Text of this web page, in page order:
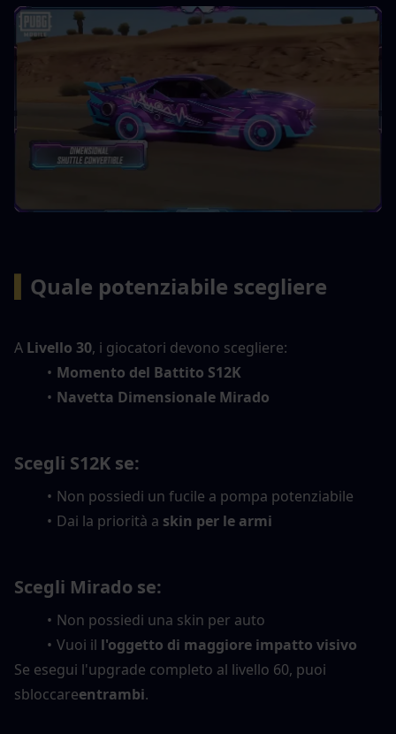
Quale potenziabile scegliere
A Livello 30, i giocatori devono scegliere:
Momento del Battito S12K
Navetta Dimensionale Mirado
Scegli S12K se:
Non possiedi un fucile a pompa potenziabile
Dai la priorità a skin per le armi
Scegli Mirado se:
Non possiedi una skin per auto
Vuoi il l'oggetto di maggiore impatto visivo
Se esegui l'upgrade completo al livello 60, puoi
sbloccareentrambi.